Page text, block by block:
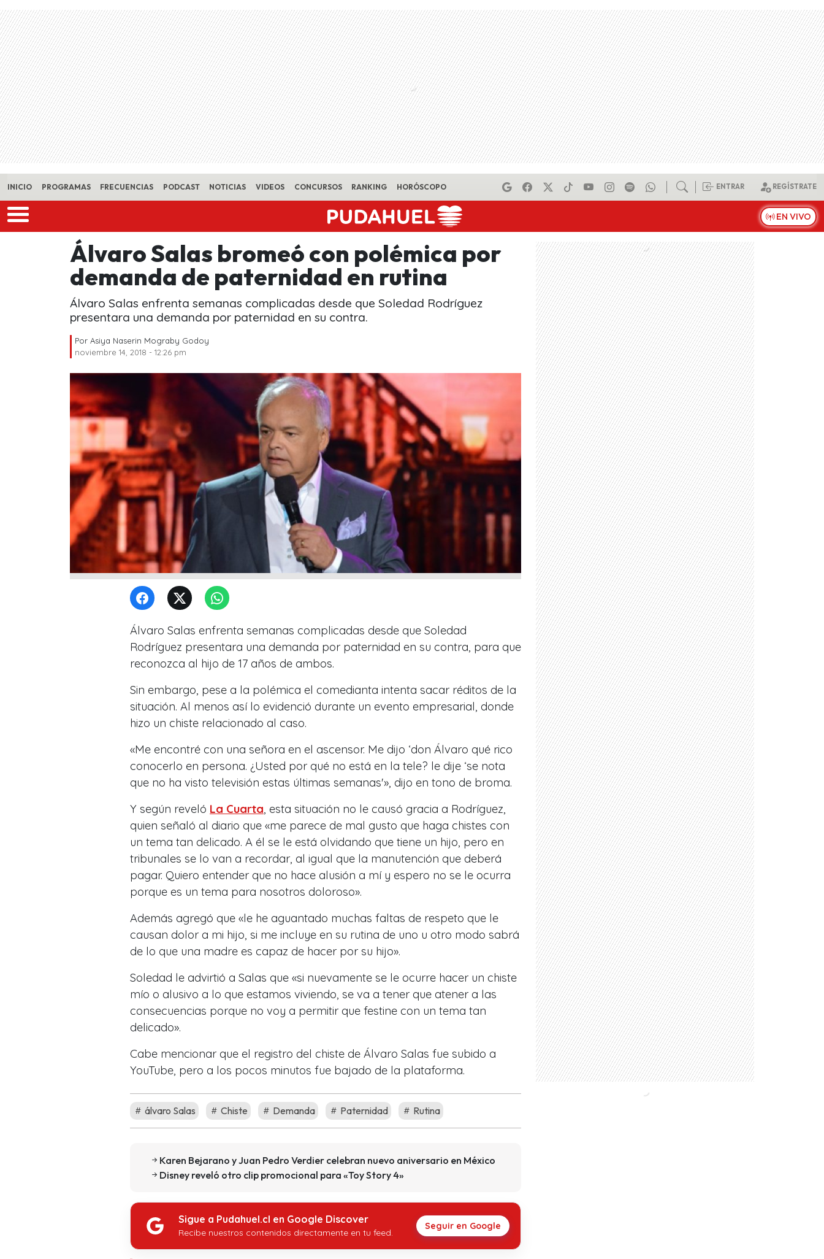
Skip to main content
INICIO PROGRAMAS FRECUENCIAS PODCAST NOTICIAS VIDEOS CONCURSOS RANKING HORÓSCOPO ENTRAR REGÍSTRATE
EN VIVO
Álvaro Salas bromeó con polémica por
demanda de paternidad en rutina
Álvaro Salas enfrenta semanas complicadas desde que Soledad Rodríguez
presentara una demanda por paternidad en su contra.
Por Asiya Naserin Mograby Godoy
noviembre 14, 2018 - 12:26 pm
Álvaro Salas enfrenta semanas complicadas desde que Soledad
Rodríguez presentara una demanda por paternidad en su contra, para que
reconozca al hijo de 17 años de ambos.
Sin embargo, pese a la polémica el comedianta intenta sacar réditos de la
situación. Al menos así lo evidenció durante un evento empresarial, donde
hizo un chiste relacionado al caso.
«Me encontré con una señora en el ascensor. Me dijo ‘don Álvaro qué rico
conocerlo en persona. ¿Usted por qué no está en la tele? le dije ‘se nota
que no ha visto televisión estas últimas semanas'», dijo en tono de broma.
Y según reveló La Cuarta, esta situación no le causó gracia a Rodríguez,
quien señaló al diario que «me parece de mal gusto que haga chistes con
un tema tan delicado. A él se le está olvidando que tiene un hijo, pero en
tribunales se lo van a recordar, al igual que la manutención que deberá
pagar. Quiero entender que no hace alusión a mí y espero no se le ocurra
porque es un tema para nosotros doloroso».
Además agregó que «le he aguantado muchas faltas de respeto que le
causan dolor a mi hijo, si me incluye en su rutina de uno u otro modo sabrá
de lo que una madre es capaz de hacer por su hijo».
Soledad le advirtió a Salas que «si nuevamente se le ocurre hacer un chiste
mío o alusivo a lo que estamos viviendo, se va a tener que atener a las
consecuencias porque no voy a permitir que festine con un tema tan
delicado».
Cabe mencionar que el registro del chiste de Álvaro Salas fue subido a
YouTube, pero a los pocos minutos fue bajado de la plataforma.
álvaro Salas Chiste Demanda Paternidad Rutina
Karen Bejarano y Juan Pedro Verdier celebran nuevo aniversario en México
Disney reveló otro clip promocional para «Toy Story 4»
Sigue a Pudahuel.cl en Google Discover
Recibe nuestros contenidos directamente en tu feed.
Seguir en Google